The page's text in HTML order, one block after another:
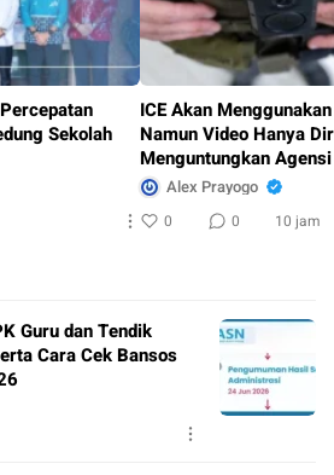
Sekolah
ICE Akan
Namun Video Hanya
Menguntungkan Agensi
Alex Prayogo
0 0 10 jam
Guru dan Tendik
Cara Cek Bansos